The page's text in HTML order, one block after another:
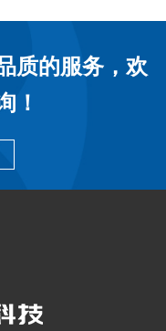
质的服务，欢
！